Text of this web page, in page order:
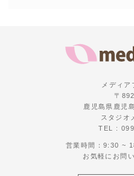
メディア
〒
鹿児島県鹿児
スタジオ
TEL :
営業時間：9:30 ~
お気軽にお問